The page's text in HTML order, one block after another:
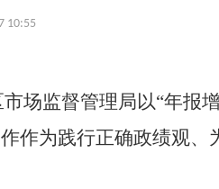
10:55
场监督管理局以“年报
作为践行正确政绩观、